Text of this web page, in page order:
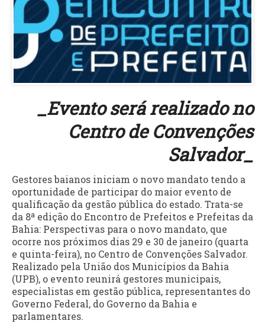
_Evento será realizado no
Centro de Convenções
Salvador_
Gestores baianos iniciam o novo mandato tendo a
oportunidade de participar do maior evento de
qualificação da gestão pública do estado. Trata-se
da 8ª edição do Encontro de Prefeitos e Prefeitas da
Bahia: Perspectivas para o novo mandato, que
ocorre nos próximos dias 29 e 30 de janeiro (quarta
e quinta-feira), no Centro de Convenções Salvador.
Realizado pela União dos Municípios da Bahia
(UPB), o evento reunirá gestores municipais,
especialistas em gestão pública, representantes do
Governo Federal, do Governo da Bahia e
parlamentares.